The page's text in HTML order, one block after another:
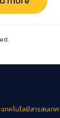
ทคโนโลยีสารสนเทศ